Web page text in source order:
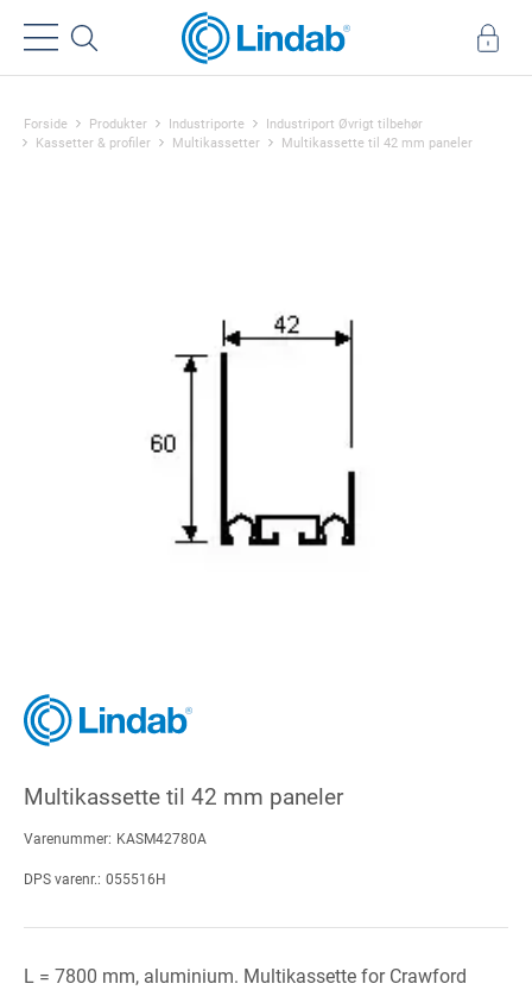
Forside Produkter Industriporte
Industriport Øvrigt tilbehør
Kassetter & profiler
Multikassetter Multikassette til 42 mm paneler
Multikassette til 42 mm paneler
Varenummer: KASM42780A
DPS varenr.: 055516H
L = 7800 mm, aluminium. Multikassette for Crawford